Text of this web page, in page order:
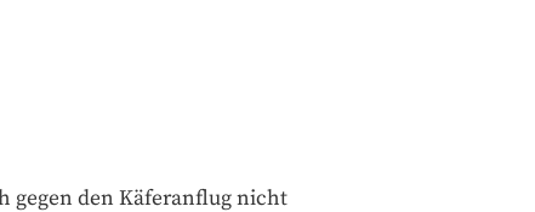
gegen den Käferanflug nicht